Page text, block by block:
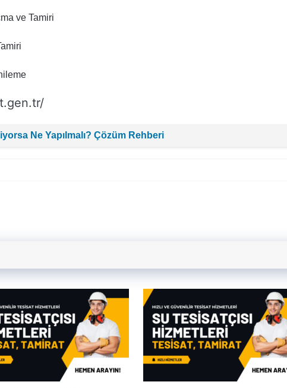
ve Tamiri
Ne Yapılmalı? Çözüm Rehberi